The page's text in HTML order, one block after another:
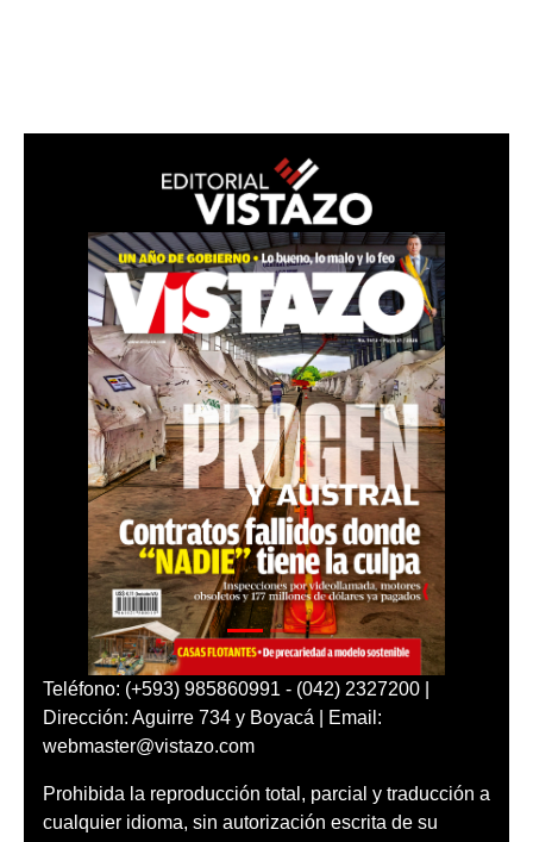
Teléfono: (+593) 985860991 - (042) 2327200 |
Dirección: Aguirre 734 y Boyacá | Email:
webmaster@vistazo.com
Prohibida la reproducción total, parcial y traducción a
cualquier idioma, sin autorización escrita de su